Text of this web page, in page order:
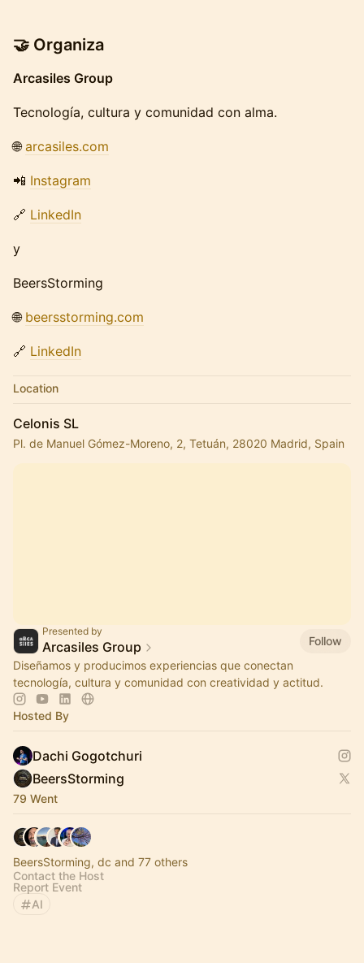
🤝 Organiza
Arcasiles Group
Tecnología, cultura y comunidad con alma.
🌐arcasiles.com
📲 Instagram
🔗 LinkedIn
y
BeersStorming
🌐 beersstorming.com
🔗 LinkedIn
Location
Celonis SL
Pl. de Manuel Gómez-Moreno, 2, Tetuán, 28020 Madrid, Spain
Presented by
Arcasiles Group
Follow
Diseñamos y producimos experiencias que conectan
tecnología, cultura y comunidad con creatividad y actitud.
Hosted By
Dachi Gogotchuri
BeersStorming
79 Went
BeersStorming, dc and 77 others
Contact the Host
Report Event
AI